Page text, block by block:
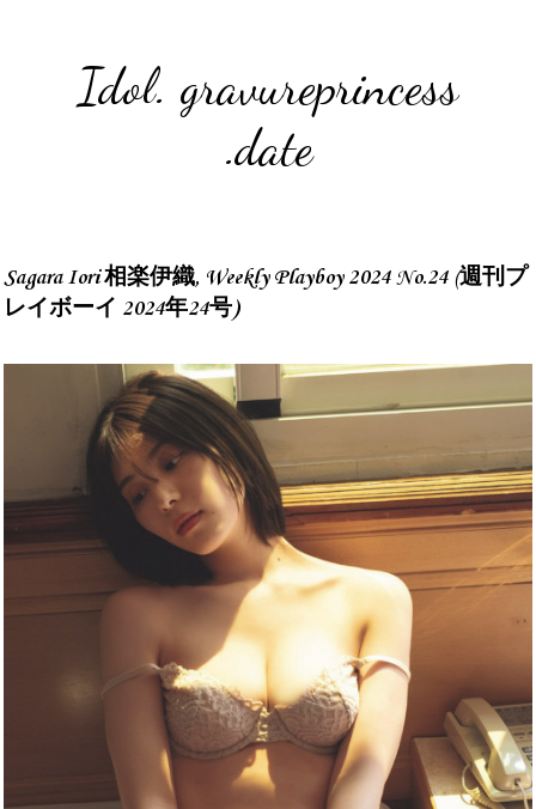
Idol. gravureprincess
.date
Sagara Iori 相楽伊織, Weekly Playboy 2024 No.24 (週刊プ
レイボーイ 2024年24号)